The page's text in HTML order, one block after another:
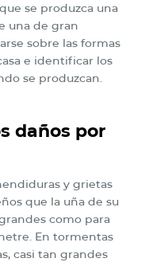
se produzca una
una de gran
sobre las formas
e identificar los
se produzcan.
daños por
y grietas
que la uña de su
como para
En tormentas
casi tan grandes